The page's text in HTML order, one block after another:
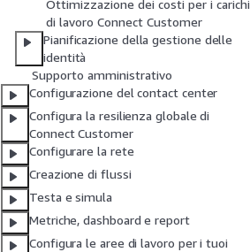
Ottimizzazione dei costi per i carichi
di lavoro Connect Customer
Pianificazione della gestione delle
identità
Supporto amministrativo
Configurazione del contact center
Configura la resilienza globale di
Connect Customer
Configurare la rete
Creazione di flussi
Testa e simula
Metriche, dashboard e report
Configura le aree di lavoro per i tuoi